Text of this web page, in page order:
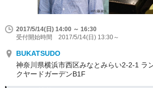
2017/5/14(日) 14:00 ～ 16:30
受付開始時間 2017/5/14(日) 13:30～
BUKATSUDO
神奈川県横浜市西区みなとみらい2-2-1 ラ
クヤードガーデンB1F